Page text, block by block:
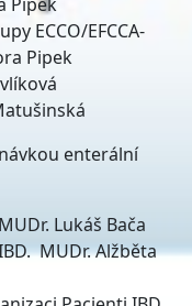
ECCO/EFCCA-
Pipek
enterální
Lukáš Bača
MUDr. Alžběta